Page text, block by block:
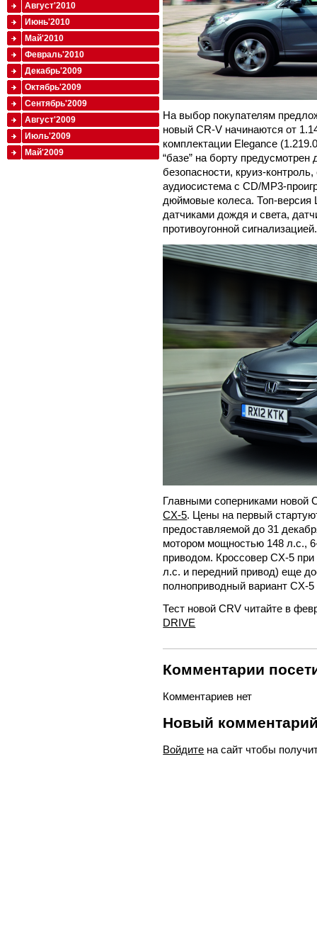
На выбор покупателям
новый CR-V начинаются от
комплектации Elegance
“базе” на борту
безопасности, круиз-
аудиосистема с CD/MP3-
дюймовые колеса. Топ-версия
датчиками дождя и света,
противоугонной сигнализацией.
Главными соперниками новой
CX-5. Цены на первый
предоставляемой до 31
мотором мощностью 148 л.с.,
приводом. Кроссовер CX-5
л.с. и передний привод) еще
полноприводный вариант CX-
Тест новой CRV читайте в
DRIVE
Комментарии
Комментариев нет
Новый
Войдите на сайт чтобы
Август'2010
Июнь'2010
Май'2010
Февраль'2010
Декабрь'2009
Октябрь'2009
Сентябрь'2009
Август'2009
Июль'2009
Май'2009